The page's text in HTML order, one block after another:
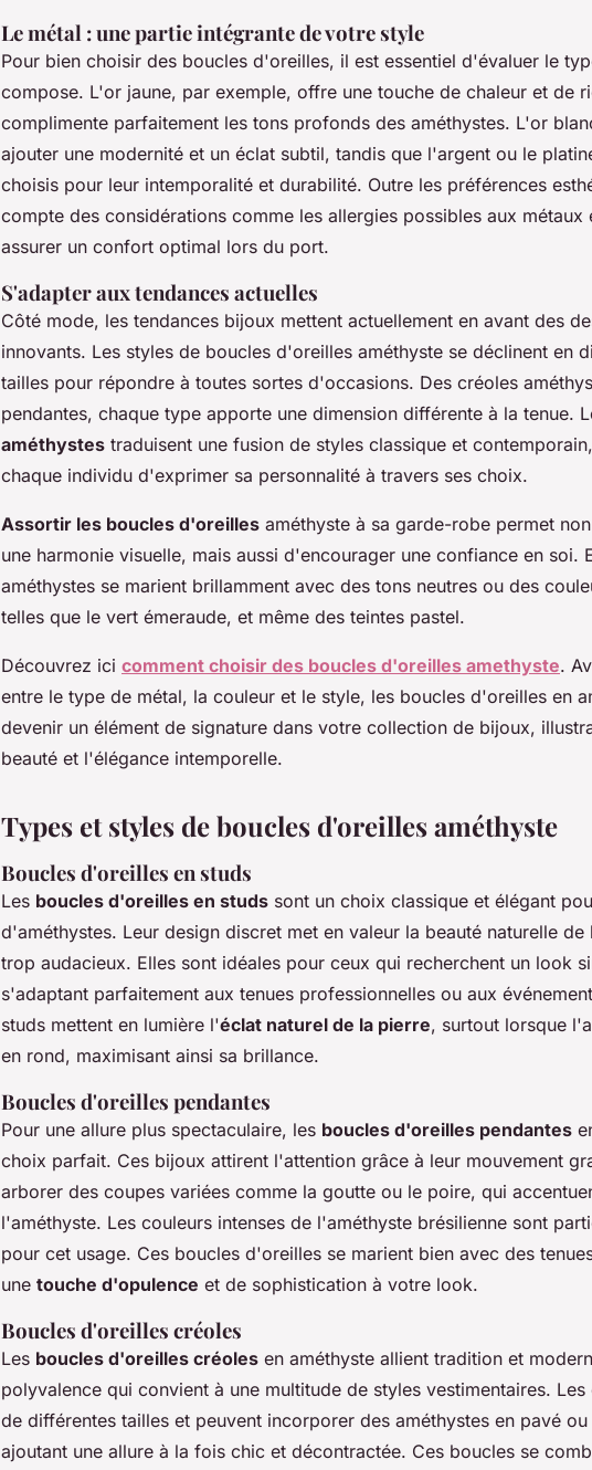
Le métal : une partie intégrante de votre style
Pour bien choisir des boucles d'oreilles, il est essentiel d'évaluer le
compose. L'or jaune, par exemple, offre une touche de chaleur et de
complimente parfaitement les tons profonds des améthystes. L'or
ajouter une modernité et un éclat subtil, tandis que l'argent ou le
choisis pour leur intemporalité et durabilité. Outre les préférences
compte des considérations comme les allergies possibles aux métaux
assurer un confort optimal lors du port.
S'adapter aux tendances actuelles
Côté mode, les tendances bijoux mettent actuellement en avant des
innovants. Les styles de boucles d'oreilles améthyste se déclinent en
tailles pour répondre à toutes sortes d'occasions. Des créoles
pendantes, chaque type apporte une dimension différente à la tenue.
améthystes traduisent une fusion de styles classique et
chaque individu d'exprimer sa personnalité à travers ses choix.
Assortir les boucles d'oreilles améthyste à sa garde-robe permet
une harmonie visuelle, mais aussi d'encourager une confiance en soi.
améthystes se marient brillamment avec des tons neutres ou des
telles que le vert émeraude, et même des teintes pastel.
Découvrez ici comment choisir des boucles d'oreilles amethyste.
entre le type de métal, la couleur et le style, les boucles d'oreilles en
devenir un élément de signature dans votre collection de bijoux,
beauté et l'élégance intemporelle.
Types et styles de boucles d'oreilles améthyste
Boucles d'oreilles en studs
Les boucles d'oreilles en studs sont un choix classique et élégant
d'améthystes. Leur design discret met en valeur la beauté naturelle de
trop audacieux. Elles sont idéales pour ceux qui recherchent un look
s'adaptant parfaitement aux tenues professionnelles ou aux
studs mettent en lumière l'éclat naturel de la pierre, surtout lorsque
en rond, maximisant ainsi sa brillance.
Boucles d'oreilles pendantes
Pour une allure plus spectaculaire, les boucles d'oreilles pendantes
choix parfait. Ces bijoux attirent l'attention grâce à leur mouvement
arborer des coupes variées comme la goutte ou le poire, qui
l'améthyste. Les couleurs intenses de l'améthyste brésilienne sont
pour cet usage. Ces boucles d'oreilles se marient bien avec des
une touche d'opulence et de sophistication à votre look.
Boucles d'oreilles créoles
Les boucles d'oreilles créoles en améthyste allient tradition et
polyvalence qui convient à une multitude de styles vestimentaires.
de différentes tailles et peuvent incorporer des améthystes en pavé ou
ajoutant une allure à la fois chic et décontractée. Ces boucles se